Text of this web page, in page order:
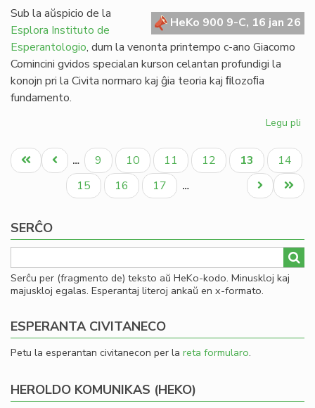
HeKo 900 9-C, 16 jan 26
Sub la aŭspicio de la
Esplora Instituto de
Esperantologio, dum la venonta printempo c-ano Giacomo
Comincini gvidos specialan kurson celantan profundigi la
konojn pri la Civita normaro kaj ĝia teoria kaj ﬁlozoﬁa
fundamento.
Legu pli
pri
la
Pagination
Unua
paĝo
Antaŭa
paĝo
… Paĝo
9 Paĝo
10 Paĝo
11 Paĝo
12
Aktuala
paĝo
13 Paĝo
14
Paĝo
15 Paĝo
16 Paĝo
17 …
Last
page
Next
page
SERĈO
Serĉu per (fragmento de) teksto aŭ HeKo-kodo. Minuskloj kaj
majuskloj egalas. Esperantaj literoj ankaŭ en x-formato.
ESPERANTA CIVITANECO
Petu la esperantan civitanecon per la reta formularo.
HEROLDO KOMUNIKAS (HEKO)